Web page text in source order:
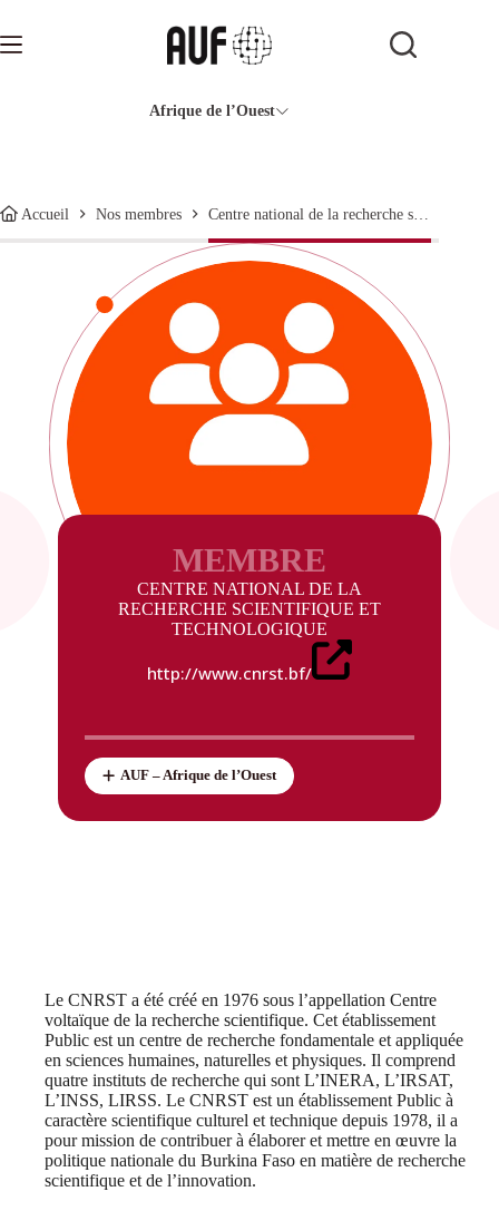
contenu
Afrique de l’Ouest
Accueil Nos membres
MEMBRE
CENTRE NATIONAL DE LA
RECHERCHE SCIENTIFIQUE ET
TECHNOLOGIQUE
http://www.cnrst.bf/
AUF – Afrique de l’Ouest
Le CNRST a été créé en 1976 sous l’appellation Centre
voltaïque de la recherche scientifique. Cet établissement
Public est un centre de recherche fondamentale et appliquée
en sciences humaines, naturelles et physiques. Il comprend
quatre instituts de recherche qui sont L’INERA, L’IRSAT,
L’INSS, LIRSS. Le CNRST est un établissement Public à
caractère scientifique culturel et technique depuis 1978, il a
pour mission de contribuer à élaborer et mettre en œuvre la
politique nationale du Burkina Faso en matière de recherche
scientifique et de l’innovation.